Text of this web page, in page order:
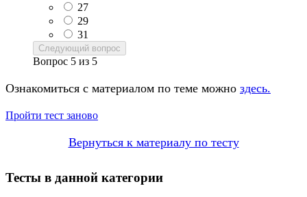
27
29
31
Следующий вопрос
Вопрос 5 из 5
Ознакомиться с материалом по теме можно здесь.
Пройти тест заново
Вернуться к материалу по тесту
Тесты в данной категории